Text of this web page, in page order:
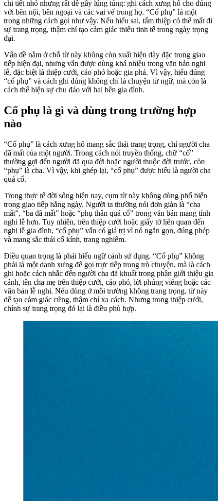
chi tiết nhỏ nhưng rất dễ gây lúng túng: ghi cách xưng hô cho đúng
với bên nội, bên ngoại và các vai vế trong họ. “Cố phụ” là một
trong những cách gọi như vậy. Nếu hiểu sai, tấm thiệp có thể mất đi
sự trang trọng, thậm chí tạo cảm giác thiếu tinh tế trong ngày trọng
đại.
Vấn đề nằm ở chỗ từ này không còn xuất hiện dày đặc trong giao
tiếp hiện đại, nhưng vẫn được dùng khá nhiều trong văn bản nghi
lễ, đặc biệt là thiệp cưới, cáo phó hoặc gia phả. Vì vậy, hiểu đúng
“cố phụ” và cách ghi đúng không chỉ là chuyện từ ngữ, mà còn là
cách thể hiện sự chu đáo với hai bên gia đình.
Cố phụ là gì và dùng trong trường hợp
nào
“Cố phụ” là cách xưng hô mang sắc thái trang trọng, chỉ người cha
đã mất của một người. Trong cách nói truyền thống, chữ “cố”
thường gợi đến người đã qua đời hoặc người thuộc đời trước, còn
“phụ” là cha. Vì vậy, khi ghép lại, “cố phụ” được hiểu là người cha
quá cố.
Trong thực tế đời sống hiện nay, cụm từ này không dùng phổ biến
trong giao tiếp hằng ngày. Người ta thường nói đơn giản là “cha
mất”, “ba đã mất” hoặc “phụ thân quá cố” trong văn bản mang tính
nghi lễ hơn. Tuy nhiên, trên thiệp cưới hoặc giấy tờ liên quan đến
nghi lễ gia đình, “cố phụ” vẫn có giá trị vì nó ngắn gọn, đúng phép
và mang sắc thái cổ kính, trang nghiêm.
Điều quan trọng là phải hiểu ngữ cảnh sử dụng. “Cố phụ” không
phải là một danh xưng để gọi trực tiếp trong trò chuyện, mà là cách
ghi hoặc cách nhắc đến người cha đã khuất trong phần giới thiệu gia
cảnh, tên cha mẹ trên thiệp cưới, cáo phó, lời phúng viếng hoặc các
văn bản lễ nghi. Nếu dùng ở môi trường không trang trọng, từ này
dễ tạo cảm giác cứng, thậm chí xa cách. Nhưng trong thiệp cưới,
chính sự trang trọng đó lại là điều phù hợp.